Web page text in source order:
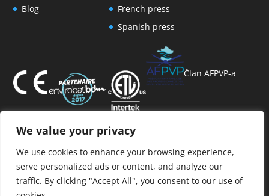
We value your privacy
We use cookies to enhance your browsing experience,
serve personalized ads or content, and analyze our
traffic. By clicking "Accept All", you consent to our use of
Blog
French press
Spanish press
Član AFPVP-a